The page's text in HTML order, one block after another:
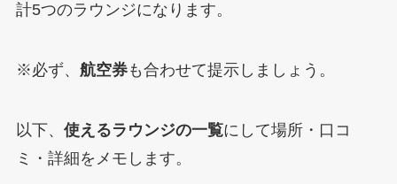
計5つのラウンジになります。
※必ず、 航空券も合わせて提示しましょう。
以下、 使えるラウンジの一覧にして場所・口コ
ミ・詳細をメモします。